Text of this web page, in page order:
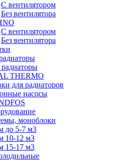
С вентилятором
Без вентилятора
С вентилятором
Без вентилятора
THERMO
для радиаторов
насосы
моноблоки
до 5-7 м3
10-12 м3
15-17 м3